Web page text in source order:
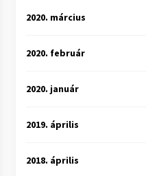
2020. március
2020. február
2020. január
2019. április
2018. április